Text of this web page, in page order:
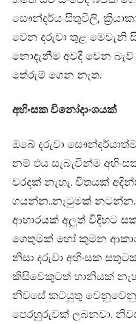
සෞන්දර්ය සිතුවිලි,
වෙන දරුවා තුළ මෙවැනි
නොදැනීම අවදි වෙන
තේරුම් ගෙන නැත.
අහිංසක විනෝදාංශයක්
ඔබේ දරුවා
නම් එය සැබැවින්ම
වරදක් නැහැ. චිතයක්
ගයන්න..නැටුමක්
ආහාරයක් අලුත් විදිහට
ගෙතුමක් හෝ කුමන
නිසා දරුවා අහිංසක
කිසිවෙකුටත් හානියක්
නිවසේ කටයුතු
පෙරහුරුවක් ලබනවා.